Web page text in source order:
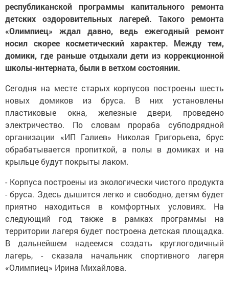
республиканской программы капитального ремонта
детских оздоровительных лагерей. Такого ремонта
«Олимпиец» ждал давно, ведь ежегодный ремонт
носил скорее косметический характер. Между тем,
домики, где раньше отдыхали дети из коррекционной
школы-интерната, были в ветхом состоянии.
Сегодня на месте старых корпусов построены шесть
новых домиков из бруса. В них установлены
пластиковые окна, железные двери, проведено
электричество. По словам прораба субподрядной
организации «ИП Галиев» Николая Григорьева, брус
обрабатывается пропиткой, а полы в домиках и на
крыльце будут покрыты лаком.
- Корпуса построены из экологически чистого продукта
- бруса. Здесь дышится легко и свободно, детям будет
приятно находиться в комфортных условиях. На
следующий год также в рамках программы на
территории лагеря будет построена детская площадка.
В дальнейшем надеемся создать круглогодичный
лагерь, - сказала начальник спортивного лагеря
«Олимпиец» Ирина Михайлова.